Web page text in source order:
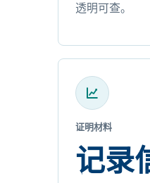
透明可查。
证明材料
记录